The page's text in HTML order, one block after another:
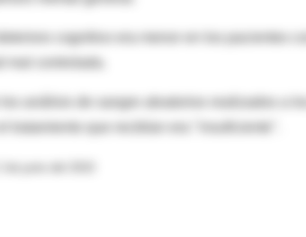
cognitivo era menor en los pacientes
mal controlada.
análisis de sangre aleatorios realizados a